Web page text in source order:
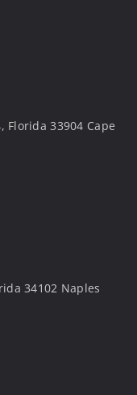
Florida 33904 Cape
34102 Naples